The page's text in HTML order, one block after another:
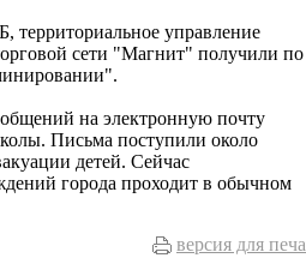
территориальное управление
сети "Магнит" получили по
на электронную почту
Письма поступили около
детей. Сейчас
города проходит в обычном
версия для